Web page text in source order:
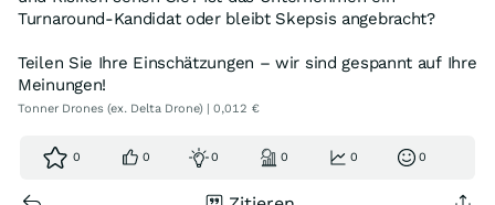
Turnaround-Kandidat oder bleibt Skepsis angebracht?
Teilen Sie Ihre Einschätzungen – wir sind gespannt auf Ihre
Meinungen!
Tonner Drones (ex. Delta Drone) | 0,012 €
0 0 0 0 0 0